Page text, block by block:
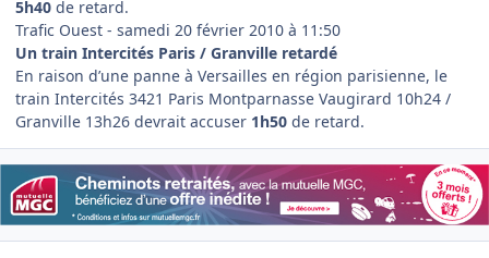
5h40 de retard.
Trafic Ouest - samedi 20 février 2010 à 11:50
Un train Intercités Paris / Granville retardé
En raison d’une panne à Versailles en région parisienne, le
train Intercités 3421 Paris Montparnasse Vaugirard 10h24 /
Granville 13h26 devrait accuser 1h50 de retard.